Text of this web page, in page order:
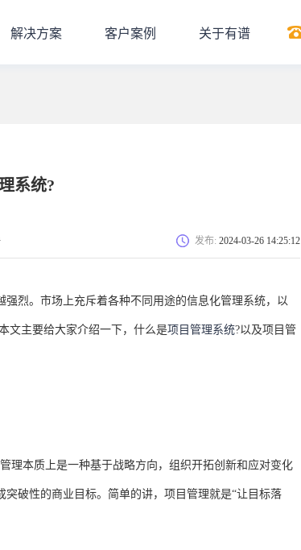
解决方案 客户案例 关于有谱
系统?
发布: 2024-03-26 14:25:12
烈。市场上充斥着各种不同用途的信息化管理系统，以
文主要给大家介绍一下，什么是项目管理系统?以及项目管
本质上是一种基于战略方向，组织开拓创新和应对变化
破性的商业目标。简单的讲，项目管理就是“让目标落